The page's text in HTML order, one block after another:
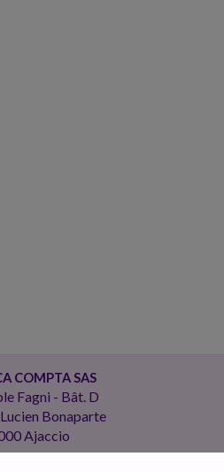
COMPTA SAS
Fagni - Bât. D
Bonaparte
Ajaccio